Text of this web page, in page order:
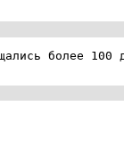
более 100